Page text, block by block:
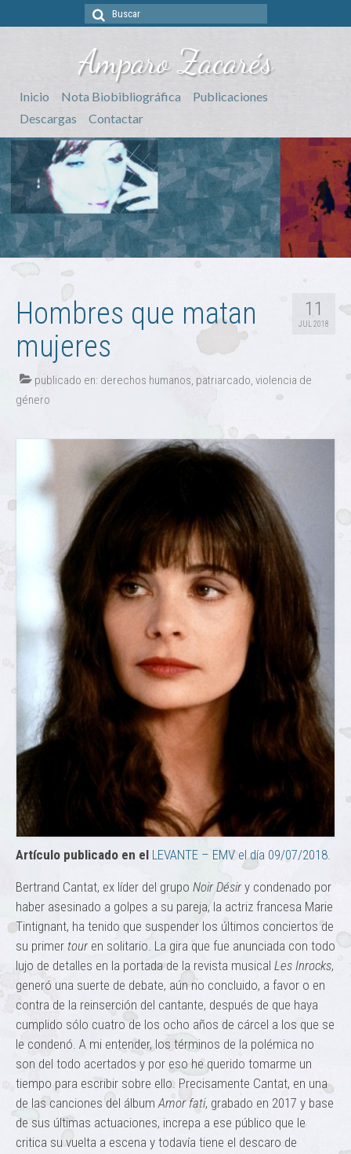
Buscar
Amparo Zacarés
Inicio Nota Biobibliográfica
Publicaciones
Descargas
Contactar
11
JUL 2018
Hombres que matan
mujeres
publicado en: derechos humanos, patriarcado, violencia de
género
Artículo publicado en el LEVANTE – EMV el día 09/07/2018.
Bertrand Cantat, ex líder del grupo Noir Désiry condenado por
haber asesinado a golpes a su pareja, la actriz francesa Marie
Tintignant, ha tenido que suspender los últimos conciertos de
su primer touren solitario. La gira que fue anunciada con todo
lujo de detalles en la portada de la revista musical Les Inrocks,
generó una suerte de debate, aún no concluido, a favor o en
contra de la reinserción del cantante, después de que haya
cumplido sólo cuatro de los ocho años de cárcel a los que se
le condenó. A mi entender, los términos de la polémica no
son del todo acertados y por eso he querido tomarme un
tiempo para escribir sobre ello. Precisamente Cantat, en una
de las canciones del álbumAmor fati, grabado en 2017 y base
de sus últimas actuaciones, increpa a ese público que le
critica su vuelta a escena y todavía tiene el descaro de